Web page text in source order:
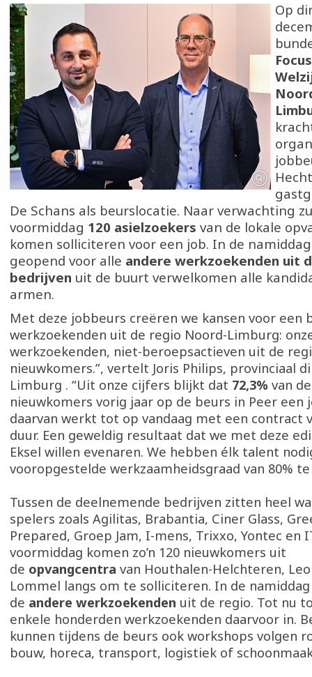
Op
De Schans als beurslocatie. Naar verwachting
voormiddag 120 asielzoekers van de lokale
komen solliciteren voor een job. In de
geopend voor alle andere werkzoekenden uit
bedrijven uit de buurt verwelkomen alle
armen.
Met deze jobbeurs creëren we kansen voor een
werkzoekenden uit de regio Noord-Limburg:
werkzoekenden, niet-beroepsactieven uit de
nieuwkomers.”, vertelt Joris Philips, provinciaal
Limburg . “Uit onze cijfers blijkt dat 72,3% van
nieuwkomers vorig jaar op de beurs in Peer een
daarvan werkt tot op vandaag met een contract
duur. Een geweldig resultaat dat we met deze
Eksel willen evenaren. We hebben élk talent
vooropgestelde werkzaamheidsgraad van 80%
Tussen de deelnemende bedrijven zitten heel
spelers zoals Agilitas, Brabantia, Ciner Glass,
Prepared, Groep Jam, I-mens, Trixxo, Yontec en
voormiddag komen zo’n 120 nieuwkomers uit
de opvangcentra van Houthalen-Helchteren,
Lommel langs om te solliciteren. In de
de andere werkzoekenden uit de regio. Tot nu
enkele honderden werkzoekenden daarvoor in.
kunnen tijdens de beurs ook workshops volgen
bouw, horeca, transport, logistiek of